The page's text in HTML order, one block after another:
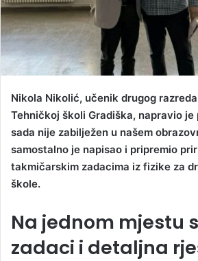
Nikola Nikolić, učenik drugog
Tehničkoj školi Gradiška, napravio
sada nije zabilježen u našem
samostalno je napisao i pripremio
takmičarskim zadacima iz fizike za
škole.
Na jednom mjestu
zadaci i detaljna